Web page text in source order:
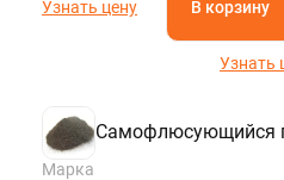
Узнать цену В корзину
Узнать
Самофлюсующийся
Марка